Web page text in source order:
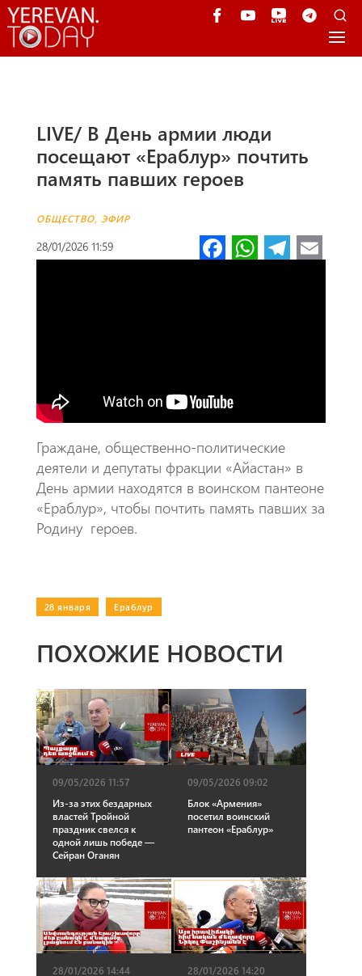
LIVE/ В День армии люди
посещают «Ераблур» почтить
память павших героев
ОБЩЕСТВО, ЭФИР
28/01/2026 11:59 Fa W Te
Граждане, общественно-политические
деятели и депутаты фракции «Айастан» в
День армии находятся в воинском пантеоне
«Ераблур», чтобы почтить память павших за
Родину героев.
28 января Ераблур
ПОХОЖИЕ НОВОСТИ
09/05/2026 11:57
Из-за этих бездарных
властей Тройной
праздник свелся к
одной лишь победе —
Сейран Оганян
09/05/2026 09:02
Блок «Армения»
посетил воинский
пантеон «Ераблур»
28/01/2026 14:44
28/01/2026 14:20